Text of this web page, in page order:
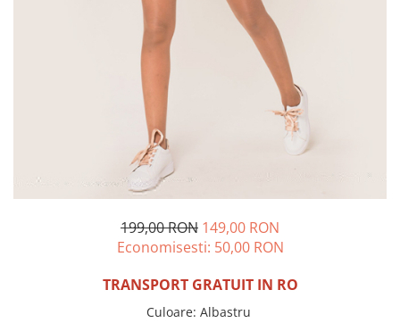
Incaltaminte toamna-iarna piele
199,00 RON 149,00 RON
Economisesti: 50,00 RON
TRANSPORT GRATUIT IN RO
Culoare: Albastru